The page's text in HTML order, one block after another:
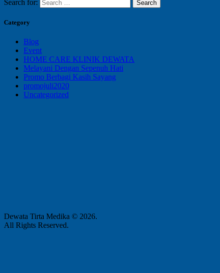
Search for:
Category
Blog
Event
HOME CARE KLINIK DEWATA
Melayani Dengan Sepenuh Hati
Promo Berbagi Kasih Sayang
promojuli2020
Uncategorized
Dewata Tirta Medika © 2026.
All Rights Reserved.